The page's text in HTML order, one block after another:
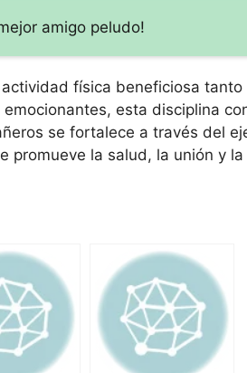
amigo peludo!
física beneficiosa tanto
esta disciplina
se fortalece a través del
promueve la salud, la unión y